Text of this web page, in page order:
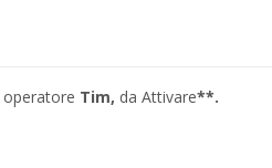
operatore Tim, da Attivare**.